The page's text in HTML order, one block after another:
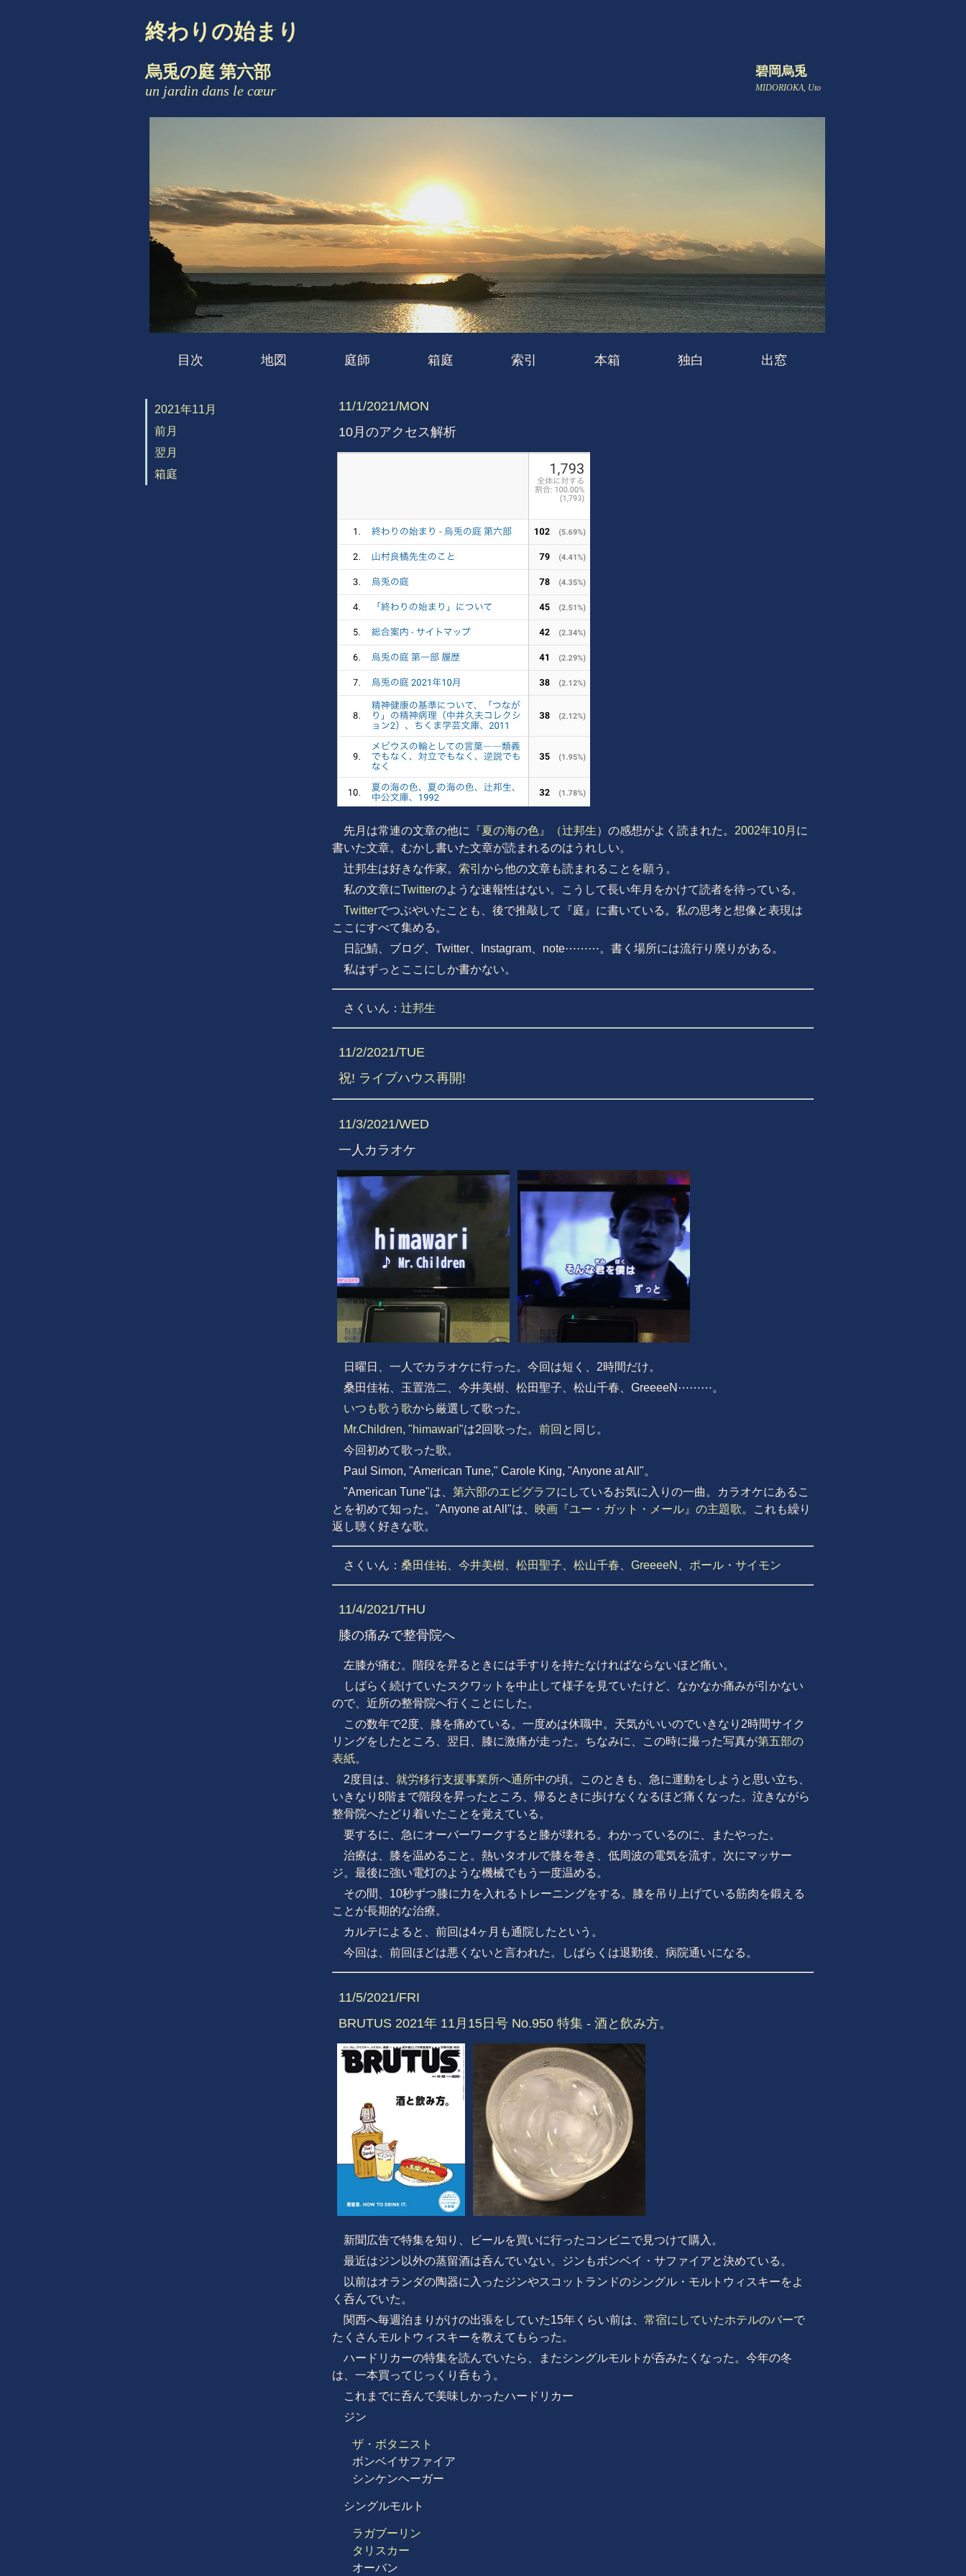
終わりの始まり
烏兎の庭 第六部
un jardin dans le cœur
碧岡烏兎
MIDORIOKA, Uto
目次 地図 庭師 箱庭 索引 本箱 独白 出窓
2021年11月
前月
翌月
箱庭
11/1/2021/MON
10月のアクセス解析
先月は常連の文章の他に 『夏の海の色』（辻邦生） の感想がよく読まれた。 2002年10月 に
書いた文章。むかし書いた文章が読まれるのはうれしい。
辻邦生は好きな作家。 索引 から他の文章も読まれることを願う。
私の文章にTwitterのような速報性はない。こうして長い年月をかけて読者を待っている。
Twitterでつぶやいたことも、後で推敲して『庭』に書いている。私の思考と想像と表現は
ここにすべて集める。
日記鯖、ブログ、Twitter、Instagram、note⋯⋯⋯。書く場所には流行り廃りがある。
私はずっとここにしか書かない。
さくいん： 辻邦生
11/2/2021/TUE
祝! ライブハウス再開!
11/3/2021/WED
一人カラオケ
日曜日、一人でカラオケに行った。今回は短く、2時間だけ。
桑田佳祐、玉置浩二、今井美樹、松田聖子、松山千春、GreeeeN⋯⋯⋯。
いつも歌う歌から厳選して歌った。
Mr.Children, "himawari"は2回歌った。 前回 と同じ。
今回初めて歌った歌。
Paul Simon, "American Tune," Carole King, "Anyone at All"。
"American Tune"は、 第六部のエピグラフにしているお気に入りの一曲。カラオケにあるこ
とを初めて知った。"Anyone at All"は、 映画『ユー・ガット・メール』の主題歌。これも繰り
返し聴く好きな歌。
さくいん： 桑田佳祐 今井美樹 松田聖子 松山千春 GreeeeN ポール・サイモン
11/4/2021/THU
膝の痛みで整骨院へ
左膝が痛む。階段を昇るときには手すりを持たなければならないほど痛い。
しばらく続けていたスクワットを中止して様子を見ていたけど、なかなか痛みが引かない
ので、近所の整骨院へ行くことにした。
この数年で2度、膝を痛めている。一度めは休職中。天気がいいのでいきなり2時間サイク
リングをしたところ、翌日、膝に激痛が走った。ちなみに、この時に撮った写真が第五部の
表紙。
2度目は、 就労移行支援事業所へ通所中の頃。このときも、急に運動をしようと思い立ち、
いきなり8階まで階段を昇ったところ、帰るときに歩けなくなるほど痛くなった。泣きながら
整骨院へたどり着いたことを覚えている。
要するに、急にオーバーワークすると膝が壊れる。わかっているのに、またやった。
治療は、膝を温めること。熱いタオルで膝を巻き、低周波の電気を流す。次にマッサー
ジ。最後に強い電灯のような機械でもう一度温める。
その間、10秒ずつ膝に力を入れるトレーニングをする。膝を吊り上げている筋肉を鍛える
ことが長期的な治療。
カルテによると、前回は4ヶ月も通院したという。
今回は、前回ほどは悪くないと言われた。しばらくは退勤後、病院通いになる。
11/5/2021/FRI
BRUTUS 2021年 11月15日号 No.950 特集 - 酒と飲み方。
新聞広告で特集を知り、ビールを買いに行ったコンビニで見つけて購入。
最近はジン以外の蒸留酒は呑んでいない。ジンもボンベイ・サファイアと決めている。
以前はオランダの陶器に入ったジンやスコットランドのシングル・モルトウィスキーをよ
く呑んでいた。
関西へ毎週泊まりがけの出張をしていた15年くらい前は、 常宿にしていたホテルのバーで
たくさんモルトウィスキーを教えてもらった。
ハードリカーの特集を読んでいたら、またシングルモルトが呑みたくなった。今年の冬
は、一本買ってじっくり呑もう。
これまでに呑んで美味しかったハードリカー
ジン
ザ・ボタニスト
ボンベイサファイア
シンケンヘーガー
シングルモルト
ラガブーリン
タリスカー
オーバン